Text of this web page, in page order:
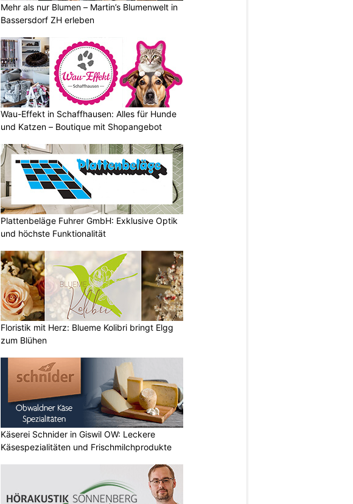
Mehr als nur Blumen – Martin’s Blumenwelt in
Bassersdorf ZH erleben
Wau-Effekt in Schaffhausen: Alles für Hunde
und Katzen – Boutique mit Shopangebot
Plattenbeläge Fuhrer GmbH: Exklusive Optik
und höchste Funktionalität
Floristik mit Herz: Blueme Kolibri bringt Elgg
zum Blühen
Käserei Schnider in Giswil OW: Leckere
Käsespezialitäten und Frischmilchprodukte